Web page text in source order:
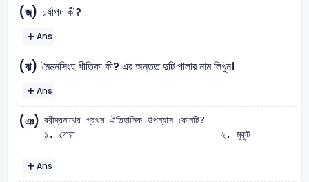
(জ) চর্যাপদ কী?
Ans
(ঝ) মৈমনসিংহ গীতিকা কী? এর অন্তত দুটি পালার নাম লিখুন।
Ans
(ঞ) রবীন্দ্রনাথের প্রথম ঐতিহাসিক উপন্যাস কোনটি?
Ans